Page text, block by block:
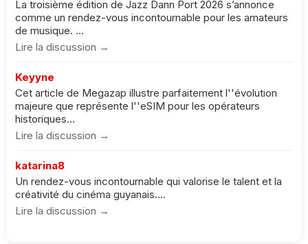
La troisième édition de Jazz Dann Port 2026 s’annonce
comme un rendez-vous incontournable pour les amateurs
de musique. ...
Lire la discussion →
Keyyne
Cet article de Megazap illustre parfaitement l''évolution
majeure que représente l''eSIM pour les opérateurs
historiques...
Lire la discussion →
katarina8
Un rendez-vous incontournable qui valorise le talent et la
créativité du cinéma guyanais....
Lire la discussion →